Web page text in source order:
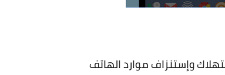
وإستنزاف موارد الهاتف